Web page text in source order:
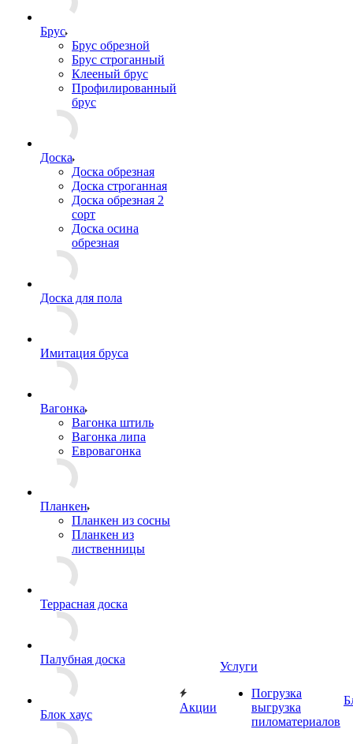
Брус
Брус обрезной
Брус строганный
Клееный брус
Профилированный
брус
Доска
Доска обрезная
Доска строганная
Доска обрезная 2
сорт
Доска осина
обрезная
Доска для пола
Имитация бруса
Вагонка
Вагонка штиль
Вагонка липа
Евровагонка
Планкен
Планкен из сосны
Планкен из
лиственницы
Террасная доска
Палубная доска
Блок хаус
Акции
Услуги
Погрузка
выгрузка
пиломатериалов